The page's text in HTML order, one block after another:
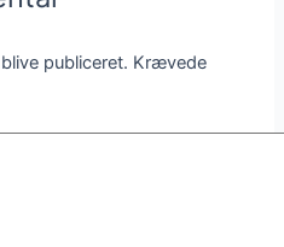
publiceret. Krævede